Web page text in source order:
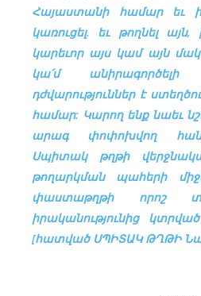
Հայաստանի համար եւ
կառուցել. եւ թողնել
կարեւոր այս կամ այն
կա՛մ
դժվարություններ է
համար: Կարող ենք նաեւ
արագ փոփոխվող
Սպիտակ թղթի
թողարկման պահերի
փաստաթղթի որոշ
իրականությունից
[հատված ՍՊԻՏԱԿ ԹՂԹԻ